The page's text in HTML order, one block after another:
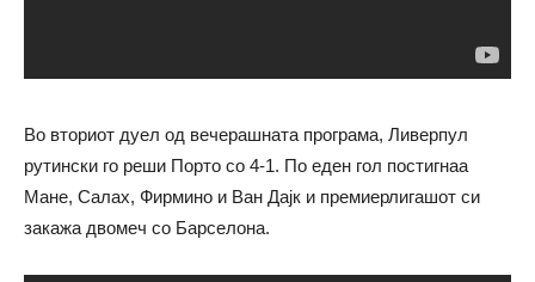
Во вториот дуел од вечерашната програма, Ливерпул
рутински го реши Порто со 4-1. По еден гол постигнаа
Мане, Салах, Фирмино и Ван Дајк и премиерлигашот си
закажа двомеч со Барселона.